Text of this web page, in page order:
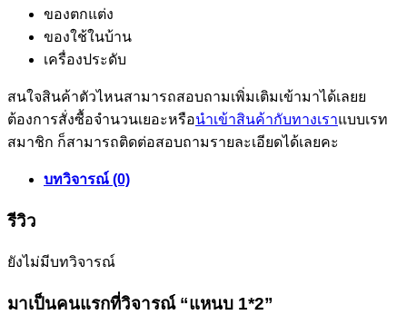
ของตกแต่ง
ของใช้ในบ้าน
เครื่องประดับ
สนใจสินค้าตัวไหนสามารถสอบถามเพิ่มเติมเข้ามาได้เลยย
ต้องการสั่งซื้อจำนวนเยอะหรือนำเข้าสินค้ากับทางเราแบบเรท
สมาชิก ก็สามารถติดต่อสอบถามรายละเอียดได้เลยคะ
บทวิจารณ์ (0)
รีวิว
ยังไม่มีบทวิจารณ์
มาเป็นคนแรกที่วิจารณ์ “แหนบ 1*2”